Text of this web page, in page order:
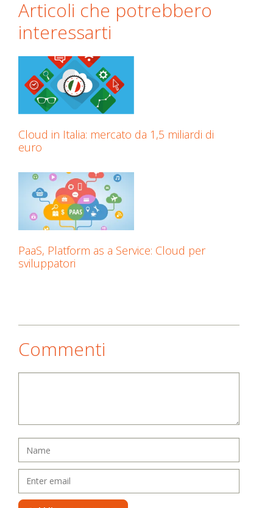
Articoli che potrebbero
interessarti
Cloud in Italia: mercato da 1,5 miliardi di
euro
PaaS, Platform as a Service: Cloud per
sviluppatori
Commenti